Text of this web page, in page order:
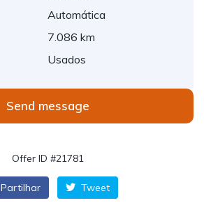
Automática
7.086 km
Usados
Send message
Offer ID #21781
Partilhar Tweet